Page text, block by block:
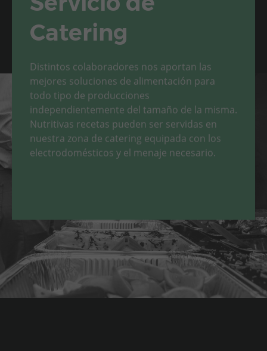
Catering
Distintos colaboradores nos aportan las
mejores soluciones de alimentación para
todo tipo de producciones
independientemente del tamaño de la misma.
Nutritivas recetas pueden ser servidas en
nuestra zona de catering equipada con los
electrodomésticos y el menaje necesario.